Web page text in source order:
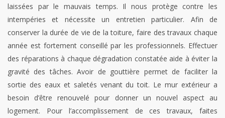
laissées par le mauvais temps. Il nous protège contre les
intempéries et nécessite un entretien particulier. Afin de
conserver la durée de vie de la toiture, faire des travaux chaque
année est fortement conseillé par les professionnels. Effectuer
des réparations à chaque dégradation constatée aide à éviter la
gravité des tâches. Avoir de gouttière permet de faciliter la
sortie des eaux et saletés venant du toit. Le mur extérieur a
besoin d’être renouvelé pour donner un nouvel aspect au
logement. Pour l’accomplissement de ces travaux, faites